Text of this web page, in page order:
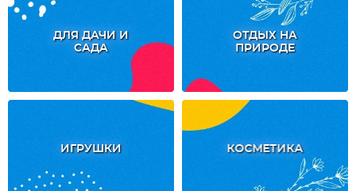
ДЛЯ ДАЧИ И
САДА
ОТДЫХ НА
ПРИРОДЕ
ИГРУШКИ КОСМЕТИКА